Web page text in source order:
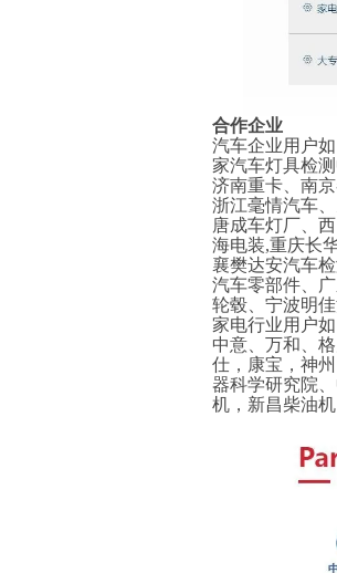
合作企业
汽车企业用户
家汽车灯具检
济南重卡、南
浙江毫情汽车
唐成车灯厂、
海电装,重庆长
襄樊达安汽车
汽车零部件、
轮毂、宁波明
家电行业用户
中意、万和、
仕，康宝，神
器科学研究院
机，新昌柴油